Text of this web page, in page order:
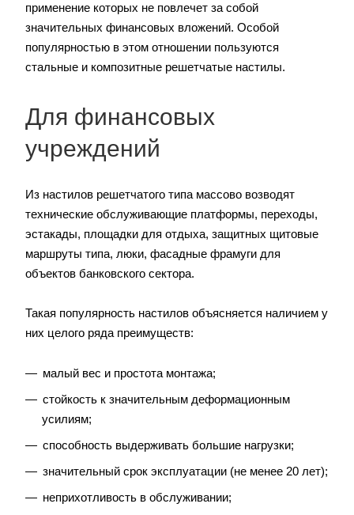
применение которых не повлечет за собой
значительных финансовых вложений. Особой
популярностью в этом отношении пользуются
стальные и композитные решетчатые настилы.
Для финансовых
учреждений
Из настилов решетчатого типа массово возводят
технические обслуживающие платформы, переходы,
эстакады, площадки для отдыха, защитных щитовые
маршруты типа, люки, фасадные фрамуги для
объектов банковского сектора.
Такая популярность настилов объясняется наличием у
них целого ряда преимуществ:
малый вес и простота монтажа;
стойкость к значительным деформационным
усилиям;
способность выдерживать большие нагрузки;
значительный срок эксплуатации (не менее 20 лет);
неприхотливость в обслуживании;